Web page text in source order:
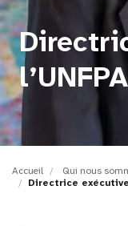
t
i
o
n
l’UNFPA
Accueil Qui nous
Directrice exécutive